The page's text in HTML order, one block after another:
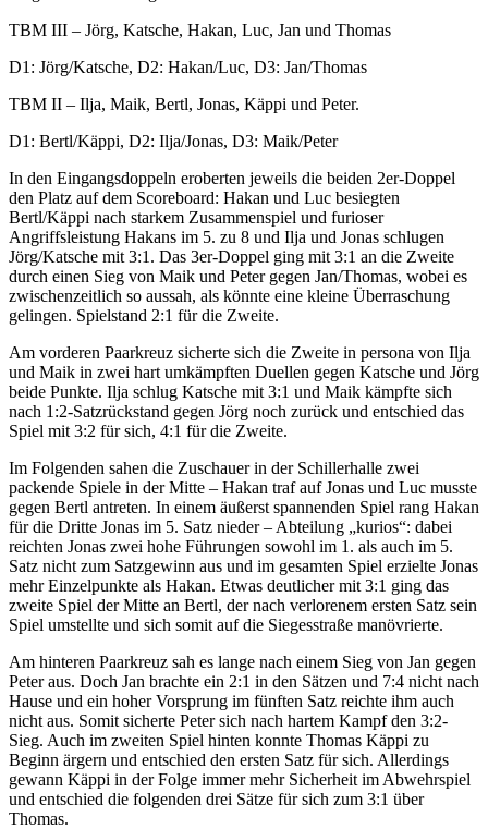
TBM III – Jörg, Katsche, Hakan, Luc, Jan und Thomas
D1: Jörg/Katsche, D2: Hakan/Luc, D3: Jan/Thomas
TBM II – Ilja, Maik, Bertl, Jonas, Käppi und Peter.
D1: Bertl/Käppi, D2: Ilja/Jonas, D3: Maik/Peter
In den Eingangsdoppeln eroberten jeweils die beiden 2er-Doppel
den Platz auf dem Scoreboard: Hakan und Luc besiegten
Bertl/Käppi nach starkem Zusammenspiel und furioser
Angriffsleistung Hakans im 5. zu 8 und Ilja und Jonas schlugen
Jörg/Katsche mit 3:1. Das 3er-Doppel ging mit 3:1 an die Zweite
durch einen Sieg von Maik und Peter gegen Jan/Thomas, wobei es
zwischenzeitlich so aussah, als könnte eine kleine Überraschung
gelingen. Spielstand 2:1 für die Zweite.
Am vorderen Paarkreuz sicherte sich die Zweite in persona von Ilja
und Maik in zwei hart umkämpften Duellen gegen Katsche und Jörg
beide Punkte. Ilja schlug Katsche mit 3:1 und Maik kämpfte sich
nach 1:2-Satzrückstand gegen Jörg noch zurück und entschied das
Spiel mit 3:2 für sich, 4:1 für die Zweite.
Im Folgenden sahen die Zuschauer in der Schillerhalle zwei
packende Spiele in der Mitte – Hakan traf auf Jonas und Luc musste
gegen Bertl antreten. In einem äußerst spannenden Spiel rang Hakan
für die Dritte Jonas im 5. Satz nieder – Abteilung „kurios“: dabei
reichten Jonas zwei hohe Führungen sowohl im 1. als auch im 5.
Satz nicht zum Satzgewinn aus und im gesamten Spiel erzielte Jonas
mehr Einzelpunkte als Hakan. Etwas deutlicher mit 3:1 ging das
zweite Spiel der Mitte an Bertl, der nach verlorenem ersten Satz sein
Spiel umstellte und sich somit auf die Siegesstraße manövrierte.
Am hinteren Paarkreuz sah es lange nach einem Sieg von Jan gegen
Peter aus. Doch Jan brachte ein 2:1 in den Sätzen und 7:4 nicht nach
Hause und ein hoher Vorsprung im fünften Satz reichte ihm auch
nicht aus. Somit sicherte Peter sich nach hartem Kampf den 3:2-
Sieg. Auch im zweiten Spiel hinten konnte Thomas Käppi zu
Beginn ärgern und entschied den ersten Satz für sich. Allerdings
gewann Käppi in der Folge immer mehr Sicherheit im Abwehrspiel
und entschied die folgenden drei Sätze für sich zum 3:1 über
Thomas.